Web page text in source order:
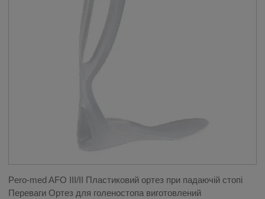
Pero-med AFO III/II Пластиковий ортез при падаючій стопі
Переваги Ортез для голеностопа виготовлений